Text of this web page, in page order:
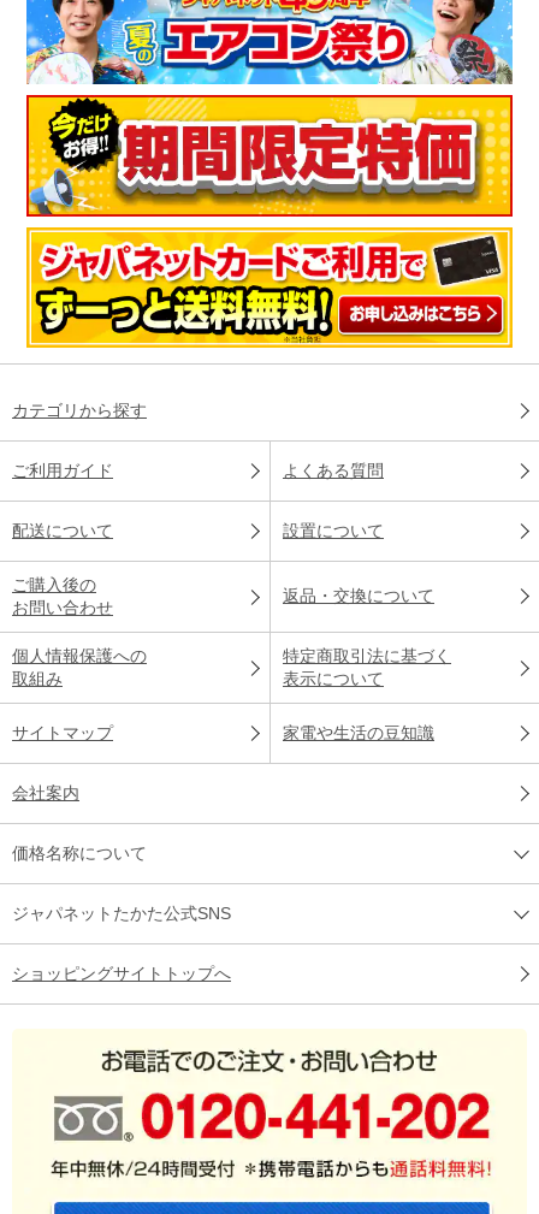
カテゴリから探す
ご利用ガイド よくある質問
配送について 設置について
ご購入後の
お問い合わせ
返品・交換について
個人情報保護への
取組み
特定商取引法に基づく
表示について
サイトマップ 家電や生活の豆知識
会社案内
価格名称について
ジャパネットたかた公式SNS
ショッピングサイトトップへ